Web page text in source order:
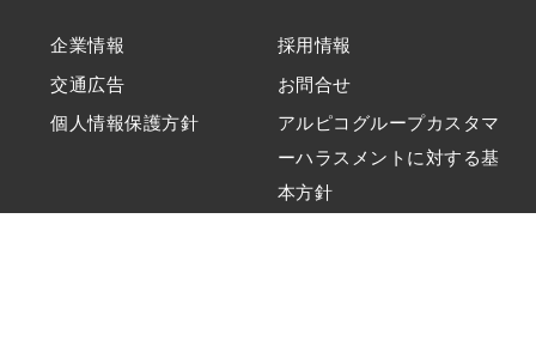
企業情報
採用情報
交通広告
お問合せ
個人情報保護方針
アルピコグループカスタマ
ーハラスメントに対する基
本方針